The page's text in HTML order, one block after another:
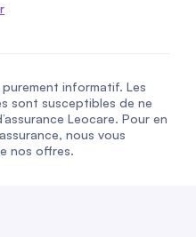
informatif. Les
sont susceptibles de ne
Leocare. Pour en
nous vous
nos offres.